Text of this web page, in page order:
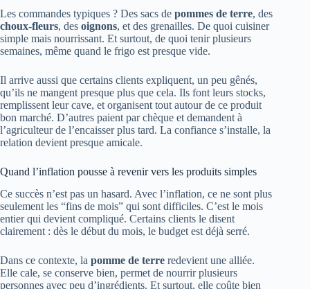
Les commandes typiques ? Des sacs de pommes de terre, des
choux-fleurs, des oignons, et des grenailles. De quoi cuisiner
simple mais nourrissant. Et surtout, de quoi tenir plusieurs
semaines, même quand le frigo est presque vide.
Il arrive aussi que certains clients expliquent, un peu gênés,
qu’ils ne mangent presque plus que cela. Ils font leurs stocks,
remplissent leur cave, et organisent tout autour de ce produit
bon marché. D’autres paient par chèque et demandent à
l’agriculteur de l’encaisser plus tard. La confiance s’installe, la
relation devient presque amicale.
Quand l’inflation pousse à revenir vers les produits simples
Ce succès n’est pas un hasard. Avec l’inflation, ce ne sont plus
seulement les “fins de mois” qui sont difficiles. C’est le mois
entier qui devient compliqué. Certains clients le disent
clairement : dès le début du mois, le budget est déjà serré.
Dans ce contexte, la pomme de terre redevient une alliée.
Elle cale, se conserve bien, permet de nourrir plusieurs
personnes avec peu d’ingrédients. Et surtout, elle coûte bien